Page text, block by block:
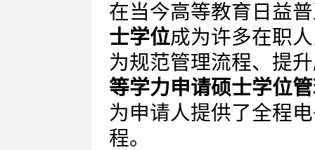
在当今高等教育日益
士学位成为许多在职
为规范管理流程、提
等学力申请硕士学位
为申请人提供了全程
程。